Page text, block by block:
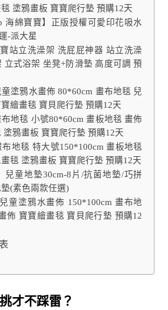
塗鴉畫板 寶寶爬行墊 預購12天
海綿寶寶】正版授權可愛印花吸水
-派大星
寶站立洗澡架 洗屁屁神器 站立洗澡
立式浴架 坐凳+防滑墊 高度可調 預
塗鴉水畫佈 80*60cm 畫布地毯 兒
繪畫毯 寶貝爬行墊 預購12天
地毯 小號80*60cm 畫板地毯 畫佈
塗鴉畫板 寶寶爬行墊 預購12天
地毯 特大號150*100cm 畫板地毯
毯 塗鴉畫板 寶寶爬行墊 預購12天
】兒童地墊30cm-8片/抗菌地墊/巧拼
(素色兩款任選)
童塗鴉水畫佈 150*100cm 畫布地
佈 寶寶繪畫毯 寶貝爬行墊 預購12
才不踩雷？